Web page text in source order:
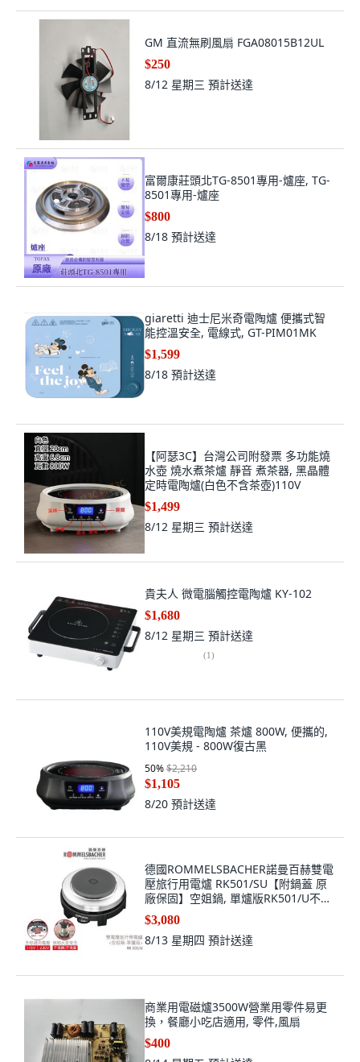
GM 直流無刷風扇 FGA08015B12UL
$250
8/12 星期三 預計送達
富爾康莊頭北TG-8501專用-爐座, TG-
8501專用-爐座
$800
8/18 預計送達
giaretti 迪士尼米奇電陶爐 便攜式智
能控溫安全, 電線式, GT-PIM01MK
$1,599
8/18 預計送達
【阿瑟3C】台灣公司附發票 多功能燒
水壺 燒水煮茶爐 靜音 煮茶器, 黑晶體
定時電陶爐(白色不含茶壺)110V
$1,499
8/12 星期三 預計送達
貴夫人 微電腦觸控電陶爐 KY-102
$1,680
8/12 星期三 預計送達
(1)
110V美規電陶爐 茶爐 800W, 便攜的,
110V美規 - 800W復古黑
50%$2,210
$1,105
8/20 預計送達
德國ROMMELSBACHER諾曼百赫雙電
壓旅行用電爐 RK501/SU【附鍋蓋 原
廠保固】空姐鍋, 單爐版RK501/U不含
鋁鍋鍋蓋與收納袋, 便攜的, RK510 單
爐
$3,080
8/13 星期四 預計送達
商業用電磁爐3500W營業用零件易更
換，餐廳小吃店適用, 零件,風扇
$400